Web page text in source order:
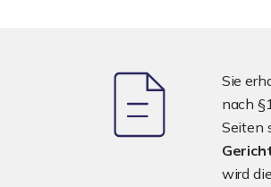
Sie
nach
Seiten
wird